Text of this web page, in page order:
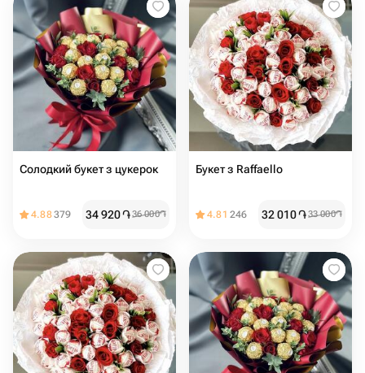
Солодкий букет з цукерок
4.88379 34 920֏36 000֏
Букет з Raffaello
4.81 246 32 010֏33 000֏